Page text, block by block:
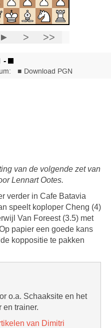
van de volgende zet van
Lennart Ootes.
verder in Cafe Batavia
speelt koploper Cheng (4)
Van Foreest (3.5) met
papier een goede kans
koppositie te pakken
o.a. Schaaksite en het
en trainer.
van Dimitri